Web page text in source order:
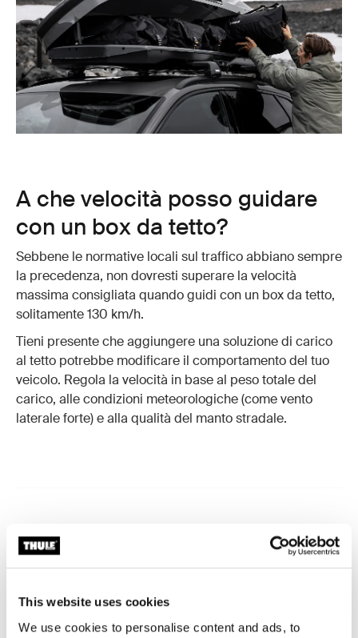
This website uses cookies
We use cookies to personalise content and ads, to
A che velocità posso guidare
con un box da tetto?
Sebbene le normative locali sul traffico abbiano sempre
la precedenza, non dovresti superare la velocità
massima consigliata quando guidi con un box da tetto,
solitamente 130 km/h.
Tieni presente che aggiungere una soluzione di carico
al tetto potrebbe modificare il comportamento del tuo
veicolo. Regola la velocità in base al peso totale del
carico, alle condizioni meteorologiche (come vento
laterale forte) e alla qualità del manto stradale.
Buono a sapersi
accompagnerà a lungo se curato nel modo giusto. Ecco
alcuni consigli e buone pratiche da tenere a mente.